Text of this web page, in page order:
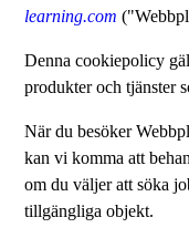
learning.com
Denna cookiepolicy
produkter och tjänster
När du besöker
kan vi komma att
om du väljer att söka
tillgängliga objekt.